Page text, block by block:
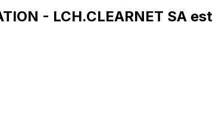
- LCH.CLEARNET SA est